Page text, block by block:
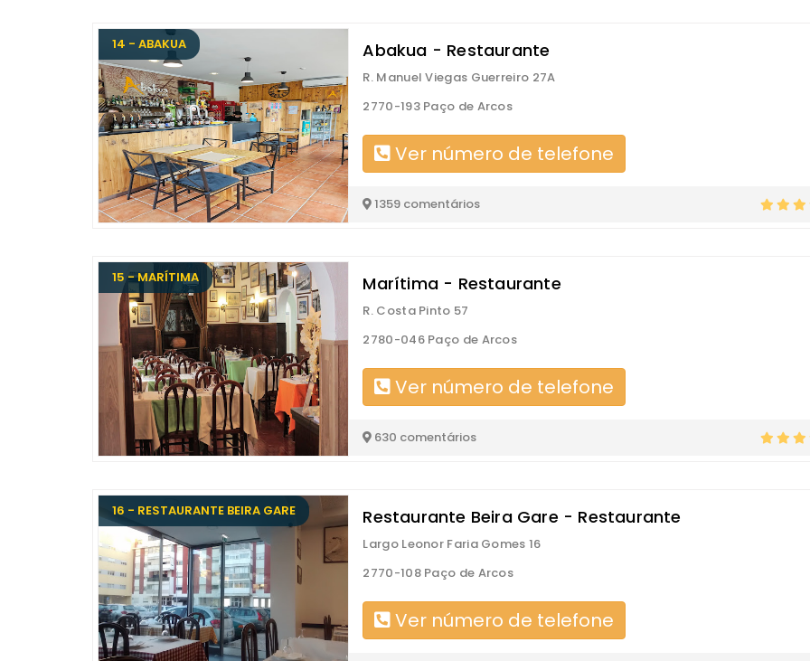
14 - ABAKUA Abakua - Restaurante
R. Manuel Viegas Guerreiro 27A
2770-193 Paço de Arcos
Ver número de telefone
1359 comentários
15 - MARÍTIMA Marítima - Restaurante
R. Costa Pinto 57
2780-046 Paço de Arcos
Ver número de telefone
630 comentários
16 - RESTAURANTE BEIRA GARE Restaurante Beira Gare - Restaurante
Largo Leonor Faria Gomes 16
2770-108 Paço de Arcos
Ver número de telefone